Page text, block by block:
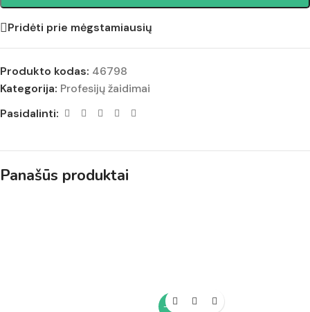
Pridėti prie mėgstamiausių
Produkto kodas: 46798
Kategorija: Profesijų žaidimai
Pasidalinti:
Panašūs produktai
-10%